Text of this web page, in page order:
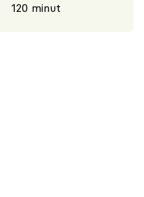
120 minut